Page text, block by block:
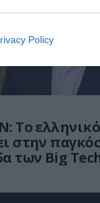
Policy
Το
στην
των Big